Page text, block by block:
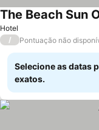
Hotel
The Beach Sun
/ Pontuação não
Selecione as datas
exatos.